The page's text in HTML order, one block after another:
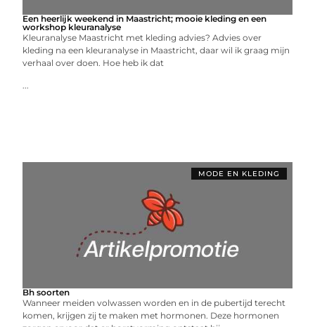
Een heerlijk weekend in Maastricht; mooie kleding en een
workshop kleuranalyse
Kleuranalyse Maastricht met kleding advies? Advies over
kleding na een kleuranalyse in Maastricht, daar wil ik graag mijn
verhaal over doen. Hoe heb ik dat
...
MODE EN KLEDING
Bh soorten
Wanneer meiden volwassen worden en in de pubertijd terecht
komen, krijgen zij te maken met hormonen. Deze hormonen